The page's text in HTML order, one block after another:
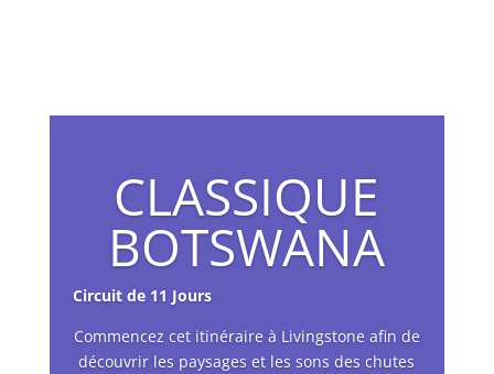
CLASSIQUE
BOTSWANA
Circuit de 11 Jours
Commencez cet itinéraire à Livingstone afin de
découvrir les paysages et les sons des chutes